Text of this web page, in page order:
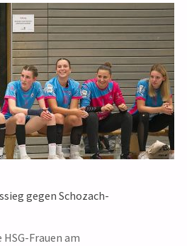
gegen Schozach-
Frauen am